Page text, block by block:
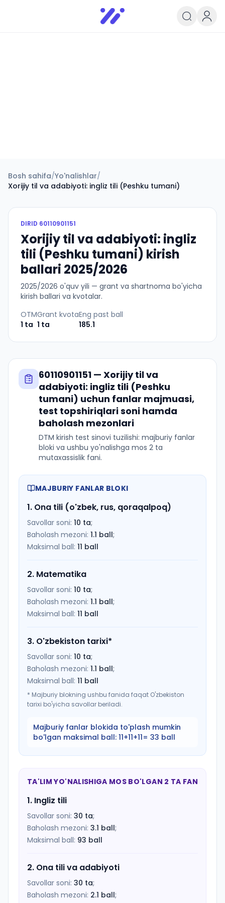
Infoedu
Ta&#039;lim xabarlari va
Bosh sahifa/Yo'nalishlar/
Xorijiy til va adabiyoti: ingliz tili (Peshku tumani)
DIRID 60110901151
Xorijiy til va adabiyoti: ingliz
tili (Peshku tumani) kirish
ballari 2025/2026
2025/2026 o'quv yili — grant va shartnoma bo'yicha
kirish ballari va kvotalar.
OTM
1 ta
Grant kvota
1 ta
Eng past ball
185.1
60110901151 — Xorijiy til va
adabiyoti: ingliz tili (Peshku
tumani) uchun fanlar majmuasi,
test topshiriqlari soni hamda
baholash mezonlari
DTM kirish test sinovi tuzilishi: majburiy fanlar
bloki va ushbu yo'nalishga mos 2 ta
mutaxassislik fani.
MAJBURIY FANLAR BLOKI
1. Ona tili (o'zbek, rus, qoraqalpoq)
Savollar soni: 10 ta;
Baholash mezoni: 1.1 ball;
Maksimal ball: 11 ball
2. Matematika
Savollar soni: 10 ta;
Baholash mezoni: 1.1 ball;
Maksimal ball: 11 ball
3. O'zbekiston tarixi*
Savollar soni: 10 ta;
Baholash mezoni: 1.1 ball;
Maksimal ball: 11 ball
* Majburiy blokning ushbu fanida faqat O'zbekiston
tarixi bo'yicha savollar beriladi.
Majburiy fanlar blokida to'plash mumkin
bo'lgan maksimal ball: 11+11+11= 33 ball
TA'LIM YO'NALISHIGA MOS BO'LGAN 2 TA FAN
1. Ingliz tili
Savollar soni: 30 ta;
Baholash mezoni: 3.1 ball;
Maksimal ball: 93 ball
2. Ona tili va adabiyoti
Savollar soni: 30 ta;
Baholash mezoni: 2.1 ball;